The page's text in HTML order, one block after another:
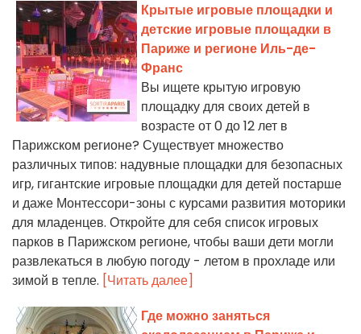
Крытые игровые площадки и
детские игровые площадки в
Париже и регионе Иль-де-
Франс
Вы ищете крытую игровую
площадку для своих детей в
возрасте от 0 до 12 лет в
Парижском регионе? Существует множество
различных типов: надувные площадки для безопасных
игр, гигантские игровые площадки для детей постарше
и даже Монтессори-зоны с курсами развития моторики
для младенцев. Откройте для себя список игровых
парков в Парижском регионе, чтобы ваши дети могли
развлекаться в любую погоду - летом в прохладе или
зимой в тепле. [Читать далее]
Где можно заняться